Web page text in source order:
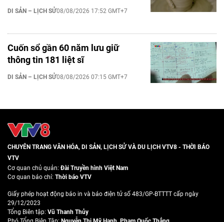
DI SẢN – LỊCH SỬ08/08/2026 17:52 GMT+7
Cuốn sổ gần 60 năm lưu giữ
thông tin 181 liệt sĩ
DI SẢN – LỊCH SỬ08/08/2026 07:15 GMT+7
CHUYÊN TRANG VĂN HÓA, DI SẢN, LỊCH SỬ VÀ DU LỊCH VTV8 - THỜI BÁO
VTV
Cơ quan chủ quản:Đài Truyền hình Việt Nam
Cơ quan báo chí: Thời báo VTV
Giấy phép hoạt động báo in và báo điện tử số 483/GP-BTTTT cấp ngày
29/12/2023
Tổng Biên tập: Vũ Thanh Thủy